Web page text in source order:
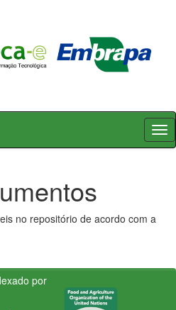
no repositório de acordo com a
por